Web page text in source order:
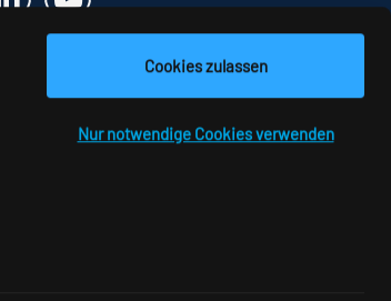
Cookies zulassen
Nur notwendige Cookies verwenden